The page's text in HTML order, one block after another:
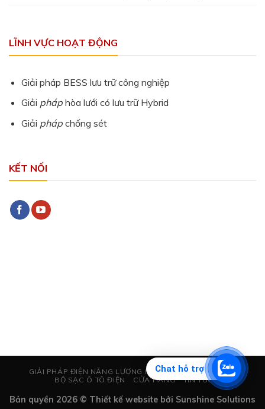
Chat hỗ trợ
LĨNH VỰC HOẠT ĐỘNG
Giải pháp BESS lưu trữ công nghiệp
Giải pháp hòa lưới có lưu trữ Hybrid
Giải pháp chống sét
KẾT NỐI
GIẢI PHÁP ĐIỆN NĂNG LƯỢNG MẶT TRỜI
CHỐNG SÉT
BỘ SẠC Ô TÔ ĐIỆN
CỬA HÀNG TIN TỨC
Bản quyền 2026 © Thiết kế website bởi Sunshine Solutions